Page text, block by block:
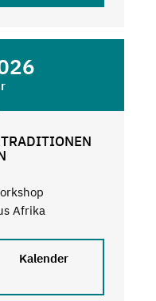
Afrika
Kalender